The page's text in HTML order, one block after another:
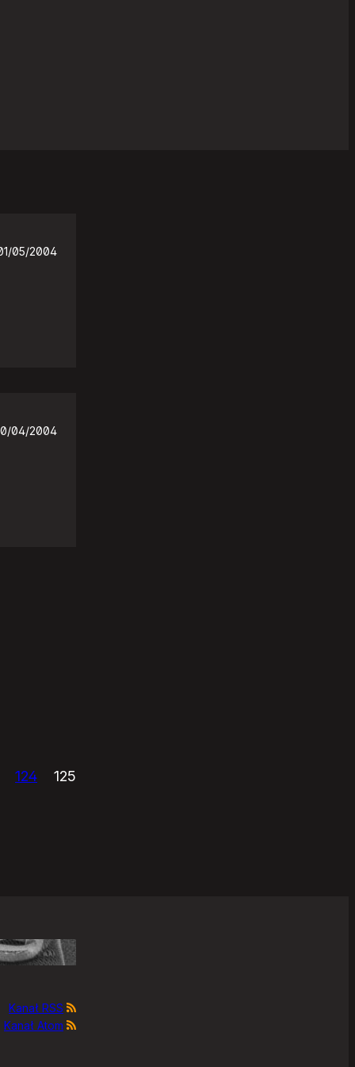
05/2004
04/2004
124 125
Kanał RSS
Kanał Atom